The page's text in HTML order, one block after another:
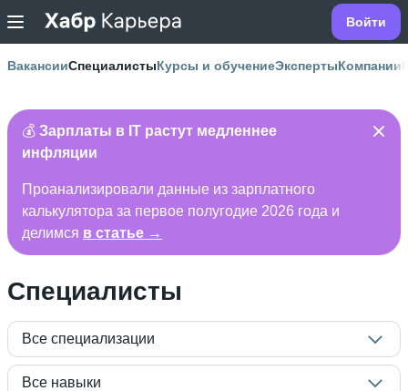
Войти
ВакансииСпециалистыКурсы и обучениеЭкспертыКомпании
💰 Зарплаты в IT растут медленнее
инфляции
Проанализировали данные из зарплатного
калькулятора за первое полугодие 2026 года и
делимся в статье →
Специалисты
Все специализации
Все навыки